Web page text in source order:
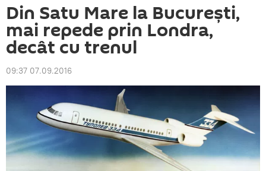
Din Satu Mare la București,
mai repede prin Londra,
decât cu trenul
09:37 07.09.2016